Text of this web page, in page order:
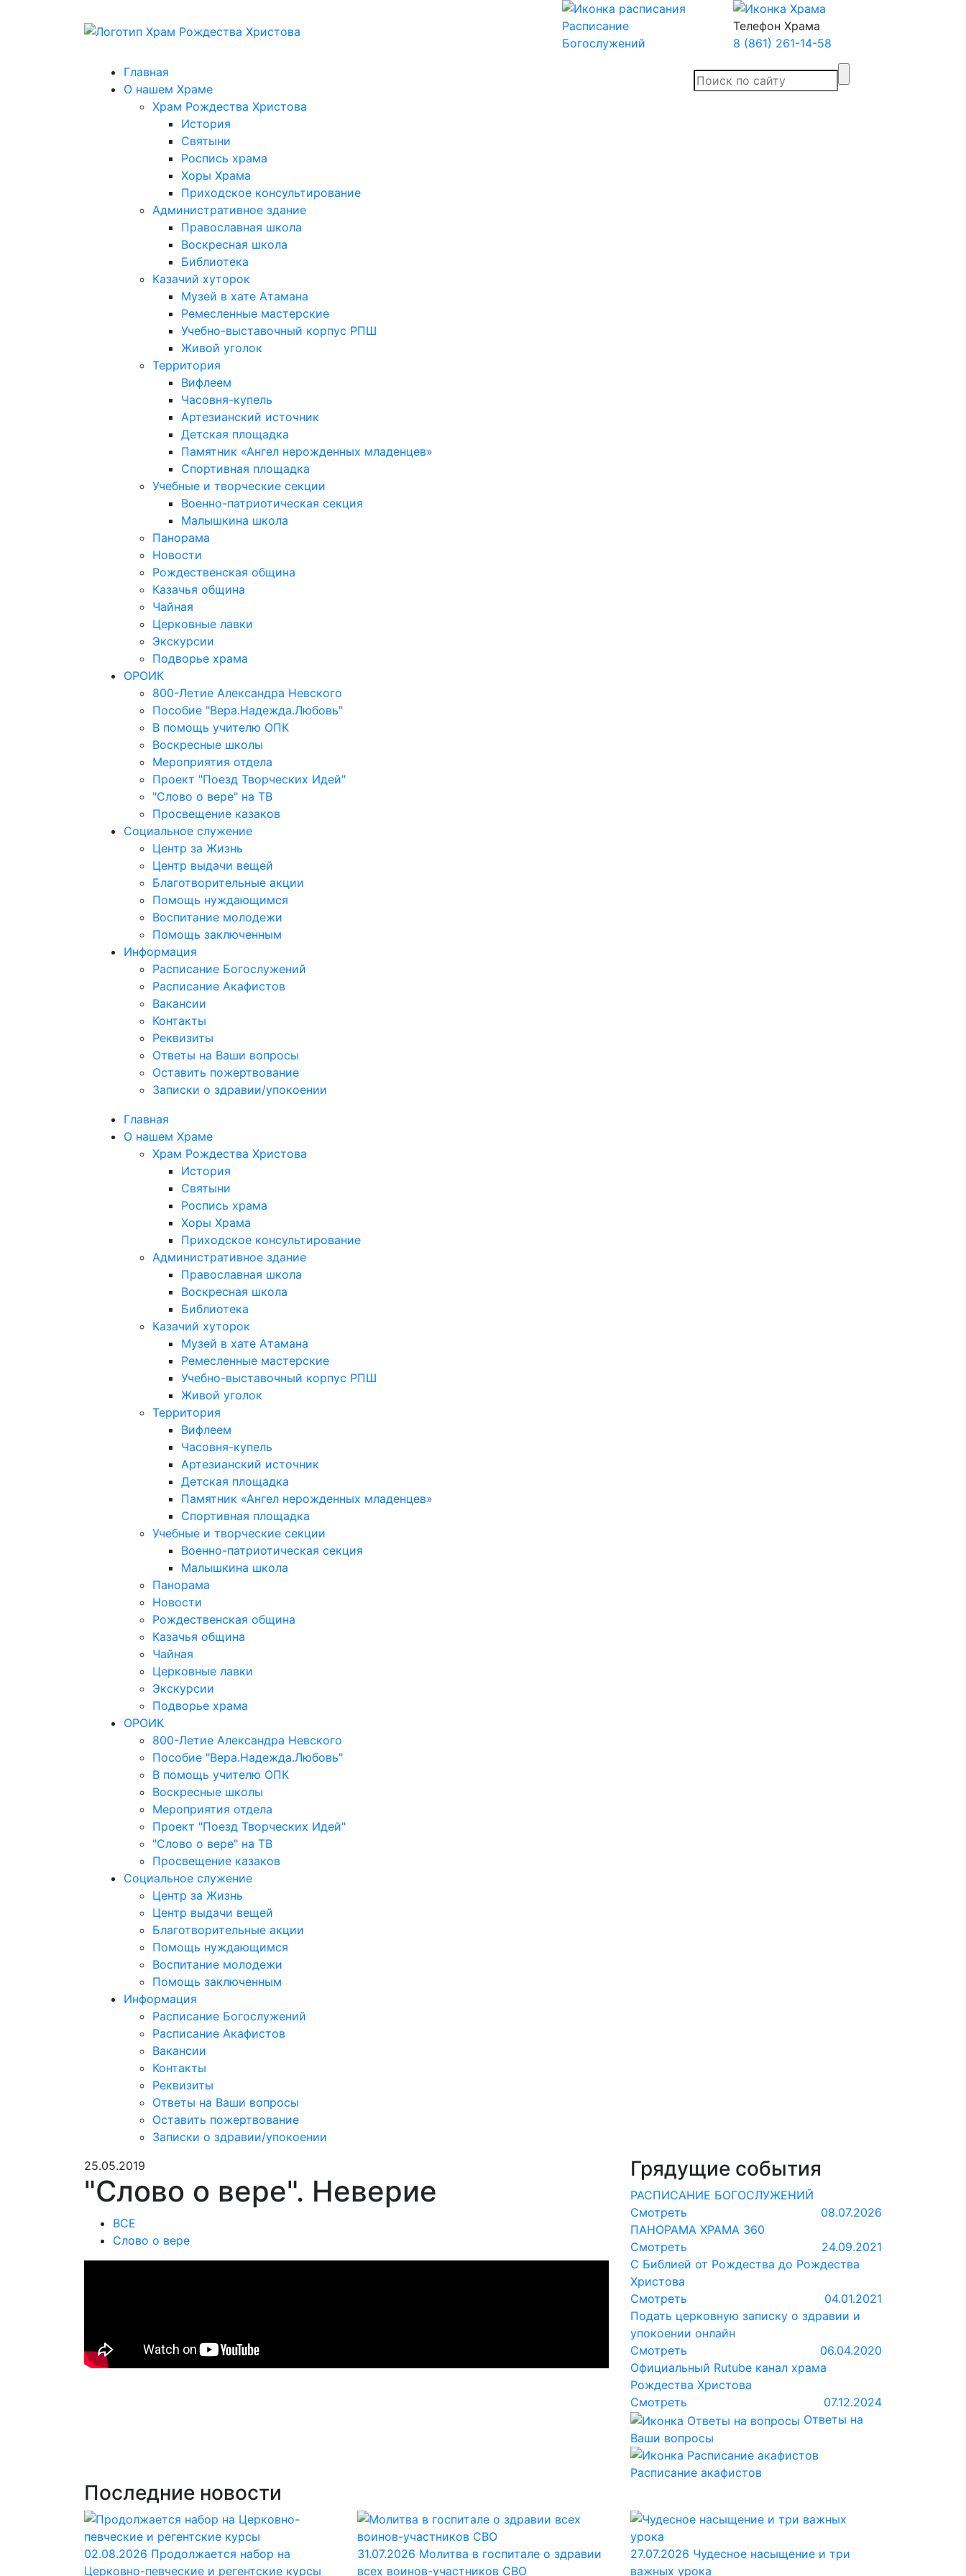
Расписание
Богослужений
Телефон Храма
8 (861) 261-14-58
Главная
О нашем Храме
Храм Рождества Христова
История
Святыни
Роспись храма
Хоры Храма
Приходское консультирование
Административное здание
Православная школа
Воскресная школа
Библиотека
Казачий хуторок
Музей в хате Атамана
Ремесленные мастерские
Учебно-выставочный корпус РПШ
Живой уголок
Территория
Вифлеем
Часовня-купель
Артезианский источник
Детская площадка
Памятник «Ангел нерожденных младенцев»
Спортивная площадка
Учебные и творческие секции
Военно-патриотическая секция
Малышкина школа
Панорама
Новости
Рождественская община
Казачья община
Чайная
Церковные лавки
Экскурсии
Подворье храма
ОРОИК
800-Летие Александра Невского
Пособие "Вера.Надежда.Любовь"
В помощь учителю ОПК
Воскресные школы
Мероприятия отдела
Проект "Поезд Творческих Идей"
"Слово о вере" на ТВ
Просвещение казаков
Социальное служение
Центр за Жизнь
Центр выдачи вещей
Благотворительные акции
Помощь нуждающимся
Воспитание молодежи
Помощь заключенным
Информация
Расписание Богослужений
Расписание Акафистов
Вакансии
Контакты
Реквизиты
Ответы на Ваши вопросы
Оставить пожертвование
Записки о здравии/упокоении
Главная
О нашем Храме
Храм Рождества Христова
История
Святыни
Роспись храма
Хоры Храма
Приходское консультирование
Административное здание
Православная школа
Воскресная школа
Библиотека
Казачий хуторок
Музей в хате Атамана
Ремесленные мастерские
Учебно-выставочный корпус РПШ
Живой уголок
Территория
Вифлеем
Часовня-купель
Артезианский источник
Детская площадка
Памятник «Ангел нерожденных младенцев»
Спортивная площадка
Учебные и творческие секции
Военно-патриотическая секция
Малышкина школа
Панорама
Новости
Рождественская община
Казачья община
Чайная
Церковные лавки
Экскурсии
Подворье храма
ОРОИК
800-Летие Александра Невского
Пособие "Вера.Надежда.Любовь"
В помощь учителю ОПК
Воскресные школы
Мероприятия отдела
Проект "Поезд Творческих Идей"
"Слово о вере" на ТВ
Просвещение казаков
Социальное служение
Центр за Жизнь
Центр выдачи вещей
Благотворительные акции
Помощь нуждающимся
Воспитание молодежи
Помощь заключенным
Информация
Расписание Богослужений
Расписание Акафистов
Вакансии
Контакты
Реквизиты
Ответы на Ваши вопросы
Оставить пожертвование
Записки о здравии/упокоении
25.05.2019
"Слово о вере". Неверие
ВСЕ
Слово о вере
Грядущие события
РАСПИСАНИЕ БОГОСЛУЖЕНИЙ
Смотреть
08.07.2026
ПАНОРАМА ХРАМА 360
Смотреть
24.09.2021
С Библией от Рождества до Рождества
Христова
Смотреть
04.01.2021
Подать церковную записку о здравии и
упокоении онлайн
Смотреть
06.04.2020
Официальный Rutube канал храма
Рождества Христова
Смотреть
07.12.2024
Ответы на
Ваши вопросы
Расписание акафистов
Последние новости
02.08.2026 Продолжается набор на
Церковно-певческие и регентские курсы
31.07.2026 Молитва в госпитале о здравии
всех воинов-участников СВО
27.07.2026 Чудесное насыщение и три
важных урока